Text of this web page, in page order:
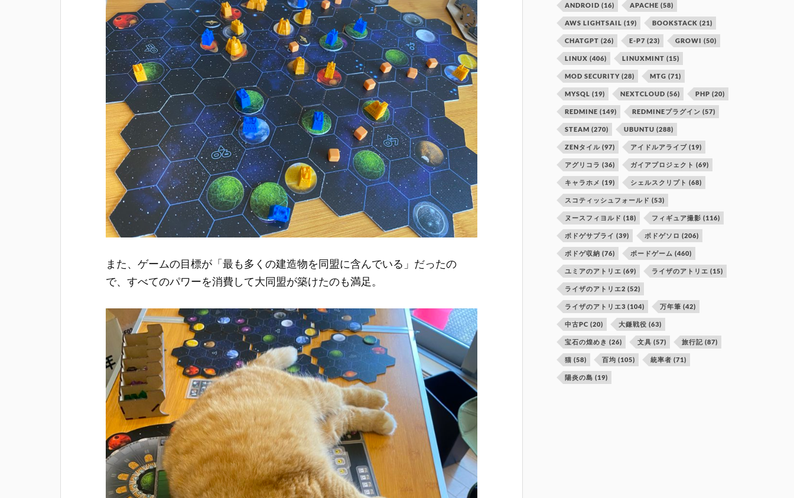
また、ゲームの目標が「最も多くの建造物を同盟に含んでいる」だったの
で、すべてのパワーを消費して大同盟が築けたのも満足。
ANDROID (16) APACHE (58)
AWS LIGHTSAIL (19) BOOKSTACK (21)
CHATGPT (26) E-P7 (23) GROWI (50)
LINUX (406) LINUXMINT (15)
MOD SECURITY (28) MTG (71)
MYSQL (19) NEXTCLOUD (56) PHP (20)
REDMINE (149) REDMINEプラグイン (57)
STEAM (270) UBUNTU (288)
ZENタイル (97) アイドルアライブ (19)
アグリコラ (36) ガイアプロジェクト (69)
キャラホメ (19) シェルスクリプト (68)
スコティッシュフォールド (53)
ヌースフィヨルド (18) フィギュア撮影 (116)
ボドゲサプライ (39) ボドゲソロ (206)
ボドゲ収納 (76) ボードゲーム (460)
ユミアのアトリエ (69) ライザのアトリエ (15)
ライザのアトリエ2 (52)
ライザのアトリエ3 (104) 万年筆 (42)
中古PC (20) 大鎌戦役 (63)
宝石の煌めき (26) 文具 (57) 旅行記 (87)
猫 (58) 百均 (105) 統率者 (71)
陽炎の島 (19)